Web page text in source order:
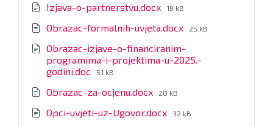
Izjava-o-partnerstvu.docx File
19 kB
Obrazac-formalnih-uvjeta.docx File
25 kB
Obrazac-izjave-o-financiranim-
programima-i-projektima-u-2025.-
godini.doc File
51 kB
Obrazac-za-ocjenu.docx File
28 kB
Opci-uvjeti-uz-Ugovor.docx File
32 kB